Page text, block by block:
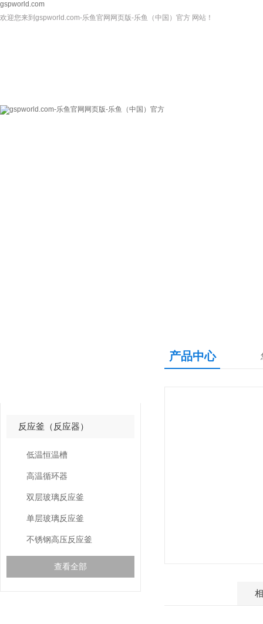
gspworld.com
欢迎您来到gspworld.com-乐鱼官网网页版-乐鱼（中国）官方 网站！
gspworld.com-乐
反应釜（反应器）
低温恒温槽
高温循环器
双层玻璃反应釜
单层玻璃反应釜
不锈钢高压反应釜
查看全部
产品中心